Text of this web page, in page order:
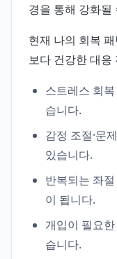
경을 통해 강화될
현재 나의 회복
보다 건강한 대응
스트레스 회
습니다.
감정 조절·문
있습니다.
반복되는 좌
이 됩니다.
개입이 필요
습니다.